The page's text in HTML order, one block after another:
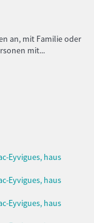
an, mit Familie oder
mit...